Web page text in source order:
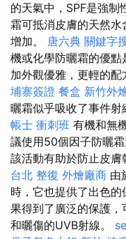
的天氣中，SPF是強
霜可抵消皮膚的天然
增加。 唐六典 關鍵字
機或化學防曬霜的優
加外觀優雅，更輕的配
埔寨簽證 餐盒 新竹外
曬霜似乎吸收了事件射
帳士 衝刺班 有機和無
議使用50個因子防曬
該活動有助於防止皮膚
台北 整復 外燴廠商 由
時，它也提供了出色的
果得到了廣泛的保護
和曬傷的UVB射線。